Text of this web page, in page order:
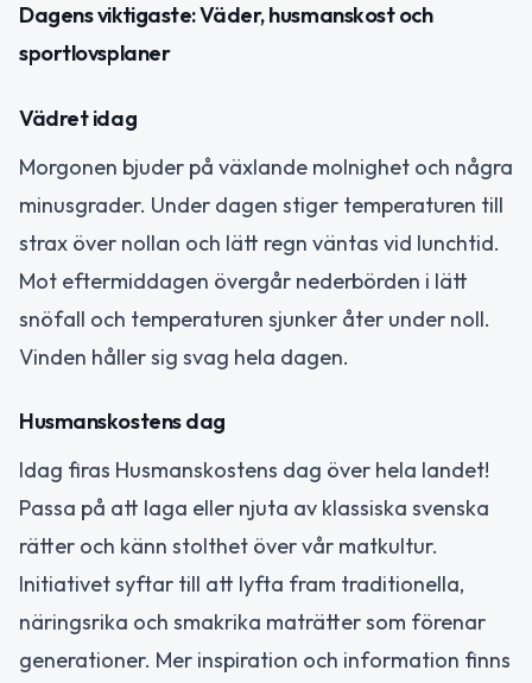
Dagens viktigaste: Väder, husmanskost och
sportlovsplaner
Vädret idag
Morgonen bjuder på växlande molnighet och några
minusgrader. Under dagen stiger temperaturen till
strax över nollan och lätt regn väntas vid lunchtid.
Mot eftermiddagen övergår nederbörden i lätt
snöfall och temperaturen sjunker åter under noll.
Vinden håller sig svag hela dagen.
Husmanskostens dag
Idag firas Husmanskostens dag över hela landet!
Passa på att laga eller njuta av klassiska svenska
rätter och känn stolthet över vår matkultur.
Initiativet syftar till att lyfta fram traditionella,
näringsrika och smakrika maträtter som förenar
generationer. Mer inspiration och information finns